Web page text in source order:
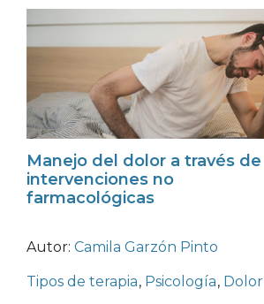
Manejo del dolor a través de
intervenciones no
farmacológicas
Autor: Camila Garzón Pinto
Tipos de terapia, Psicología, Dolor